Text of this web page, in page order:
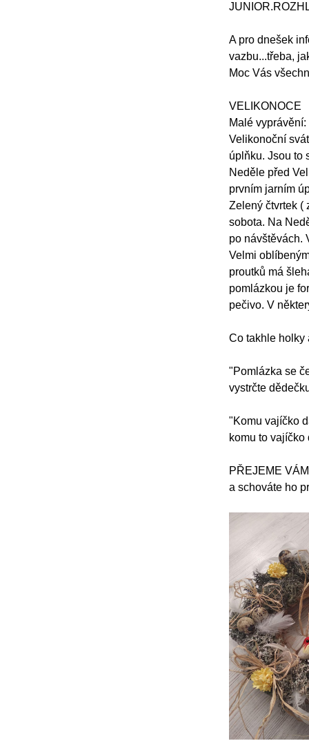
A pro dnešek
vazbu...třeba,
Moc Vás
VELIKONOCE
Malé vyprávění:
Velikonoční
úplňku. Jsou to
Neděle před
prvním jarním
Zelený čtvrtek (
sobota. Na
po návštěvách.
Velmi
proutků má
pomlázkou je
pečivo. V
Co takhle holky
"Pomlázka se
vystrčte
"Komu vajíčko
komu to vajíčko
PŘEJEME
a schováte ho